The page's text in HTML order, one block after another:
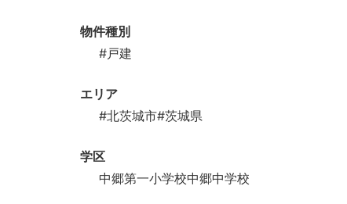
物件種別
#戸建
エリア
#北茨城市#茨城県
学区
中郷第一小学校中郷中学校